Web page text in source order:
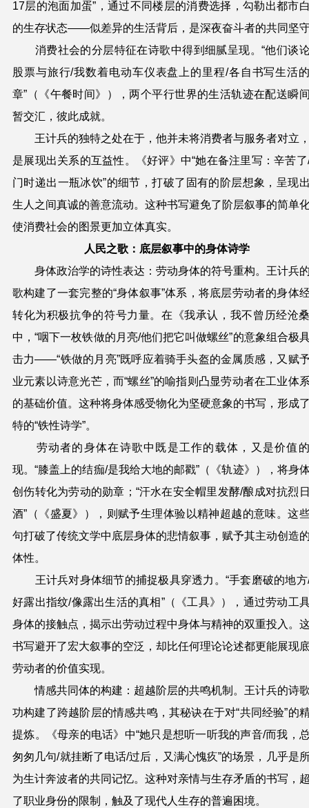
17层的泡面加蛋”，通过不同楼层的消费选择，勾勒出都市
的生存状态——似差异的生活背后，是深夜奋斗者的共同坚
消费社会的分层特征在诗歌中得到细腻呈现。“他们谈
股票与旅行/我数着电动车仪表盘上的里程/各自书写生活
章”（《午餐时间》），两个平行世界的生活轨迹在配送瞬
暂交汇，彼此成就。
王计兵的独特之处在于，他并未将消费者与服务者对立
是展现出关系的互益性。《好评》中“她在备注里写：辛苦
门时递出一瓶冰饮”的细节，打破了固有的阶层想象，呈现
生人之间真诚的善意流动。这种书写避免了阶层叙事的简单
使消费社会的图景更加立体真实。
人民之歌：底层叙事中的身体诗学
身体政治学的诗性表达：劳动身体的符号重构。王计兵
歌构建了一套完整的“身体叙事”体系，将底层劳动者的身体
转化为积极抗争的符号力量。在《我承认，我不曾历经沧
中，“咽下一枚铁做的月亮/他们把它叫做螺丝”的意象组合极
击力——“铁做的月亮”既呼应着骑手头盔的金属质感，又赋
业元素以诗意光芒，而“螺丝”的喻指则凸显劳动者在工业体
的基础价值。这种将身体感受物化为坚硬意象的书写，形成
特的“铁性诗学”。
劳动者的身体在诗歌中既是工作的载体，又是价值
现。“膝盖上的结痂/是我给大地的邮戳”（《轨迹》），将身
创伤转化为劳动的勋章；“汗水在安全帽里发酵/酿成对抗烈
酒”（《盛夏》），则赋予生理体验以精神超越的意味。这
句打破了传统文学中底层身体的悲情叙事，赋予其主动创造
体性。
王计兵对身体细节的捕捉极具穿透力。“手套磨破的地
好露出指纹/像露出生活的真相”（《工具》），通过劳动工
身体的接触点，揭示出劳动过程中身体与精神的双重投入。
书写避开了宏大叙事的空泛，却比任何理论论述都更能展现
劳动者的价值实现。
情感共同体的构建：超越阶层的共鸣机制。王计兵的诗
功构建了跨越阶层的情感共鸣，其秘诀在于对“共同经验”的
提炼。《母亲的电话》中“她只是想听一听我的声音/而我，
匆匆几句/就挂断了电话/过后，又满心愧疚”的场景，几乎是
为生计奔波者的共同记忆。这种对亲情与生存矛盾的书写，
了职业身份的限制，触及了现代人生存的普遍困境。